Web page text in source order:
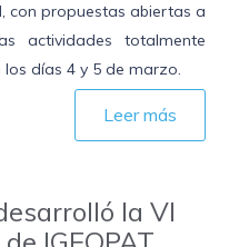
con propuestas abiertas a
actividades totalmente
días 4 y 5 de marzo.
Leer más
la VI